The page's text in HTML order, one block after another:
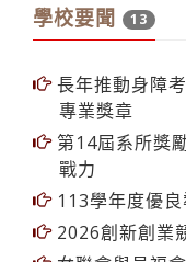
專業獎章
第14屆系所獎
戰力
113學年度優良
2026創新創業
女聯會與員福